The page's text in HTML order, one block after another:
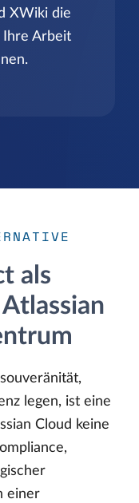
XWiki die
Arbeit
als
legen, ist eine
Cloud keine
einer